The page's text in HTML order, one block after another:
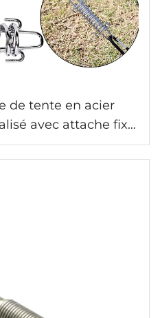
de tente en acier
avec attache fixe